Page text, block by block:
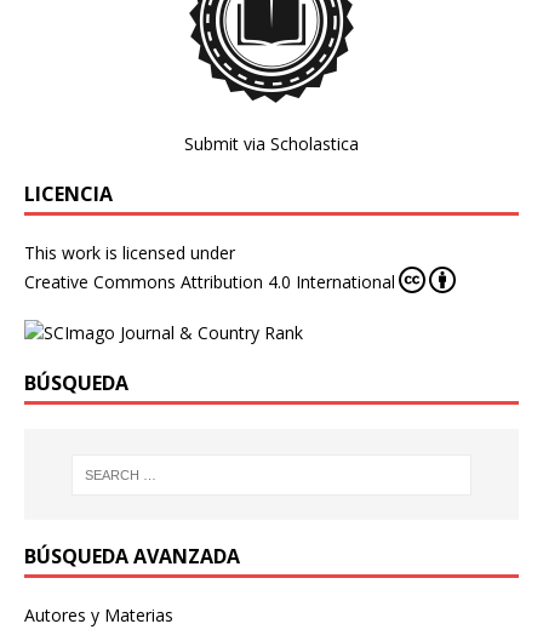
Submit via Scholastica
LICENCIA
This work is licensed under
Creative Commons Attribution 4.0 International
BÚSQUEDA
BÚSQUEDA AVANZADA
Autores y Materias